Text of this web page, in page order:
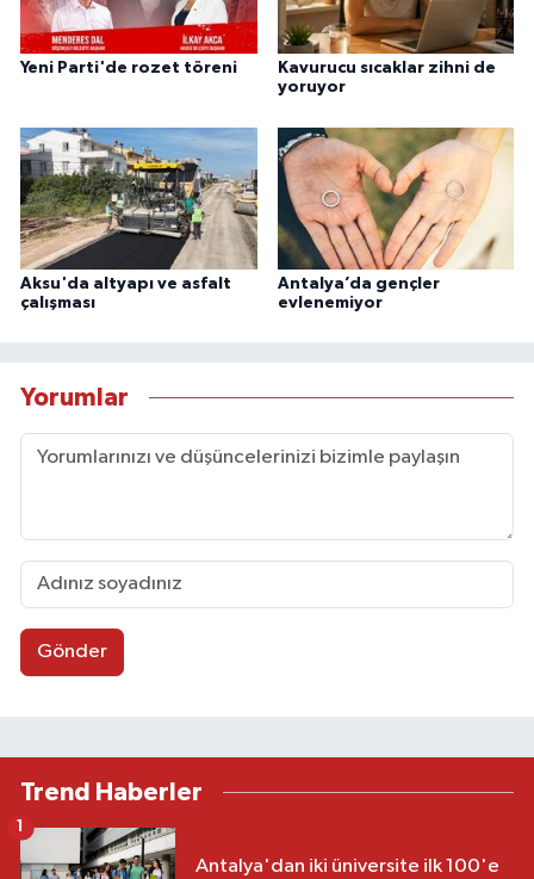
Yeni Parti'de rozet töreni
Kavurucu sıcaklar zihni de
yoruyor
Aksu'da altyapı ve asfalt
çalışması
Antalya’da gençler
evlenemiyor
Yorumlar
Gönder
Trend Haberler
Antalya'dan iki üniversite ilk 100'e
1